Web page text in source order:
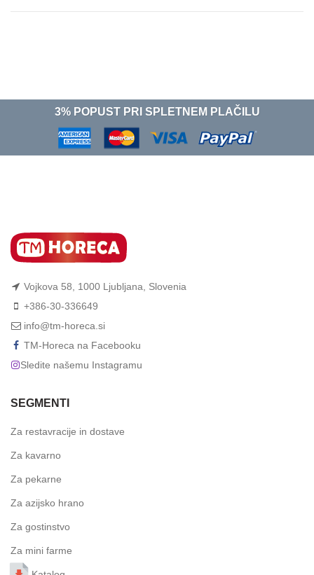
3% POPUST PRI SPLETNEM PLAČILU
Vojkova 58, 1000 Ljubljana, Slovenia
+386-30-336649
info@tm-horeca.si
TM-Horeca na Facebooku
Sledite našemu Instagramu
SEGMENTI
Za restavracije in dostave
Za kavarno
Za pekarne
Za azijsko hrano
Za gostinstvo
Za mini farme